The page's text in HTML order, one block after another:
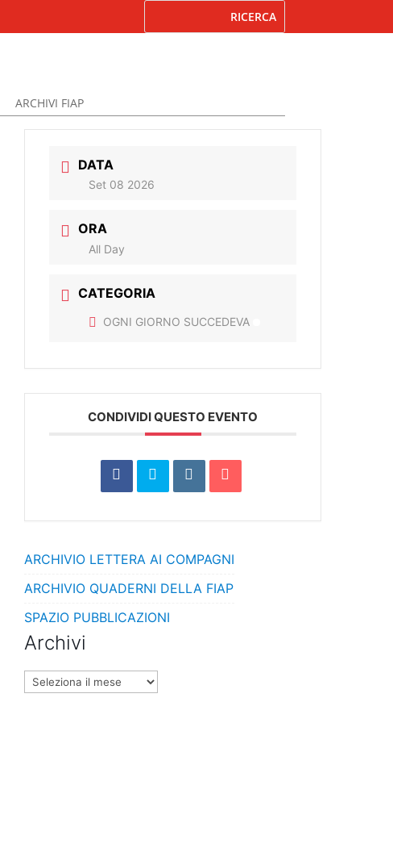
ARCHIVI FIAP
DATA
Set 08 2026
ORA
All Day
CATEGORIA
OGNI GIORNO SUCCEDEVA
CONDIVIDI QUESTO EVENTO
ARCHIVIO LETTERA AI COMPAGNI
ARCHIVIO QUADERNI DELLA FIAP
SPAZIO PUBBLICAZIONI
Archivi
Archivi